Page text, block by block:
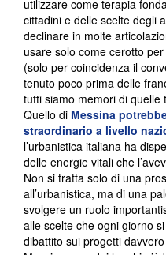
utilizzare come terapia
cittadini e delle scelte degli
declinare in molte
usare solo come cerotto
(solo per coincidenza il
tenuto poco prima delle
tutti siamo memori di quelle
Quello di Messina
straordinario a livello
l’urbanistica italiana ha
delle energie vitali che
Non si tratta solo di una
all’urbanistica, ma di una
svolgere un ruolo
alle scelte che ogni giorno
dibattito sui progetti